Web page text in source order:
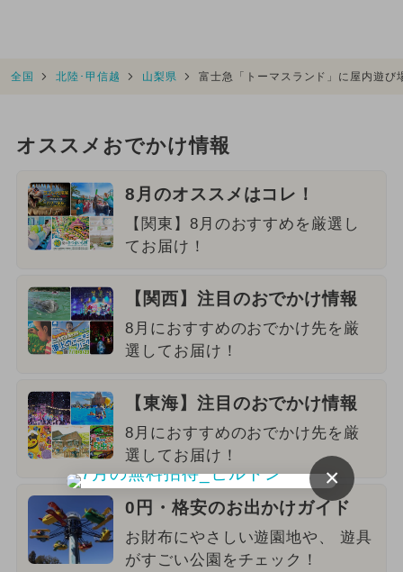
全国 北陸･甲信越 山梨県 富士急「トーマスランド」に屋内遊
オススメおでかけ情報
8月のオススメはコレ！
【関東】8月のおすすめを厳選し
てお届け！
【関西】注目のおでかけ情報
8月におすすめのおでかけ先を厳
選してお届け！
【東海】注目のおでかけ情報
8月におすすめのおでかけ先を厳
選してお届け！
0円・格安のお出かけガイド
お財布にやさしい遊園地や、 遊具
がすごい公園をチェック！
×